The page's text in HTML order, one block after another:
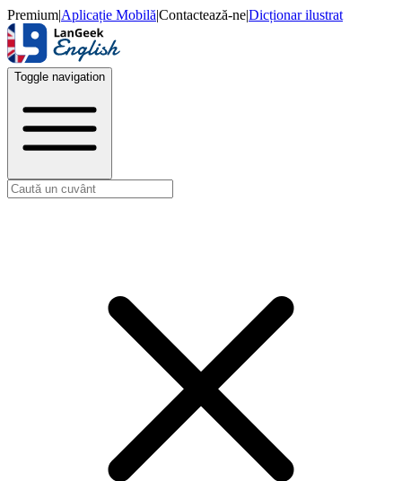
Premium|Aplicație Mobilă|Contactează-ne|Dicționar ilustrat
Toggle navigation